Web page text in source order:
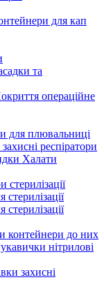
для кап
та
операційне
для плювальниці
респіратори
Халати
стерилізації
контейнери до них
нітрилові
захисні